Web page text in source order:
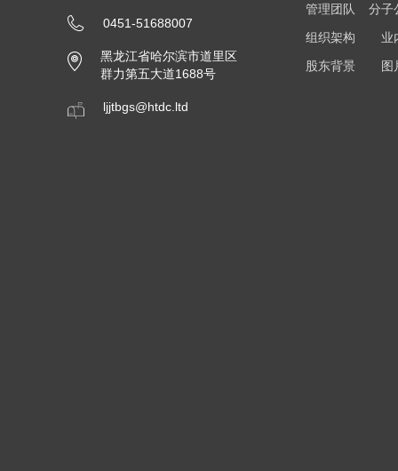
0451-51688007
黑龙江省哈尔滨市道里区
群力第五大道1688号
ljjtbgs@htdc.ltd
管理团队
组织架构
股东背景
分子
业
图